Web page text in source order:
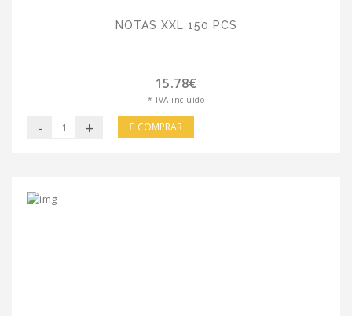
NOTAS XXL 150 PCS
15.78€
* IVA incluído
- + COMPRAR